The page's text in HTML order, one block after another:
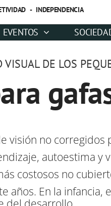
- INDEPENDENCIA
EVENTOS
VISUAL DE LOS
visión no corregidos
autoestima y
costosos no
años. En la